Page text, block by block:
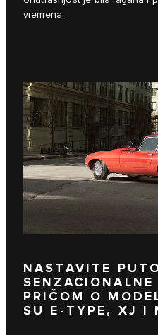
vremena.
NASTAVITE
SENZACIONALNE
PRIČOM O
SU E-TYPE, XJ I